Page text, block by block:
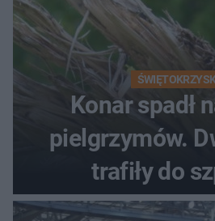
Konar spadł
pielgrzymów.
trafiły do